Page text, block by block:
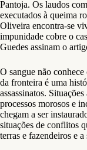
Pantoja. Os laudos
executados à queima
Oliveira encontra-se
impunidade cobre o
Guedes assinam o
O sangue não
da fronteira é uma
assassinatos.
processos morosos e
chegam a ser
situações de conflitos
terras e fazendeiros e